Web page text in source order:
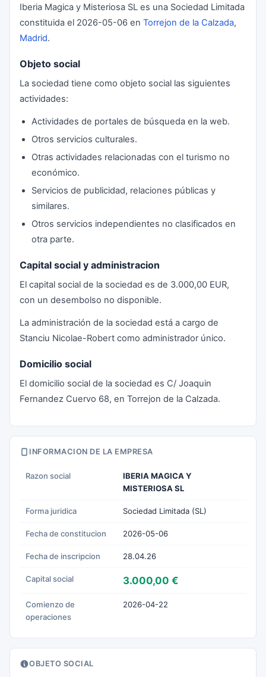
Iberia Magica y Misteriosa SL es una Sociedad Limitada
constituida el 2026-05-06 en Torrejon de la Calzada,
Madrid.
Objeto social
La sociedad tiene como objeto social las siguientes
actividades:
Actividades de portales de búsqueda en la web.
Otros servicios culturales.
Otras actividades relacionadas con el turismo no
económico.
Servicios de publicidad, relaciones públicas y
similares.
Otros servicios independientes no clasificados en
otra parte.
Capital social y administracion
El capital social de la sociedad es de 3.000,00 EUR,
con un desembolso no disponible.
La administración de la sociedad está a cargo de
Stanciu Nicolae-Robert como administrador único.
Domicilio social
El domicilio social de la sociedad es C/ Joaquin
Fernandez Cuervo 68, en Torrejon de la Calzada.
INFORMACION DE LA EMPRESA
Razon social
IBERIA MAGICA Y
MISTERIOSA SL
Forma juridica Sociedad Limitada (SL)
Fecha de constitucion 2026-05-06
Fecha de inscripcion 28.04.26
Capital social 3.000,00 €
Comienzo de
operaciones
2026-04-22
OBJETO SOCIAL